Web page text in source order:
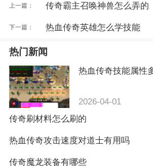
上一篇： 传奇霸主召唤神兽怎么弄的
下一篇： 热血传奇英雄怎么学技能
热门新闻
热血传奇技能属性
2026-04-01
传奇刷材料怎么刷的
热血传奇攻击速度对道士有用吗
传奇魔龙装备有哪些